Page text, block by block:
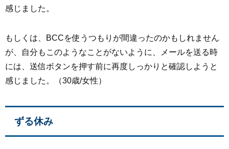
感じました。
もしくは、BCCを使うつもりが間違ったのかもしれません
が、自分もこのようなことがないように、メールを送る時
には、送信ボタンを押す前に再度しっかりと確認しようと
感じました。（30歳/女性）
ずる休み